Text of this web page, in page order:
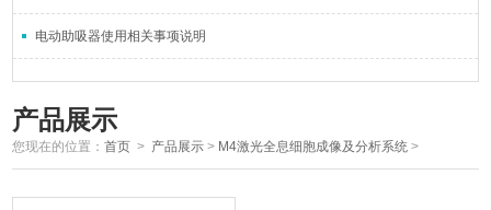
电动助吸器使用相关事项说明
产品展示
您现在的位置：首页 > 产品展示 > M4激光全息细胞成像及分析系统 >